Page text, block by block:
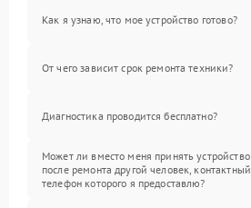
Как я узнаю, что мое устройство готово?
От чего зависит срок ремонта техники?
Диагностика проводится бесплатно?
Может ли вместо меня принять устройство
после ремонта другой человек, контактный
телефон которого я предоставлю?